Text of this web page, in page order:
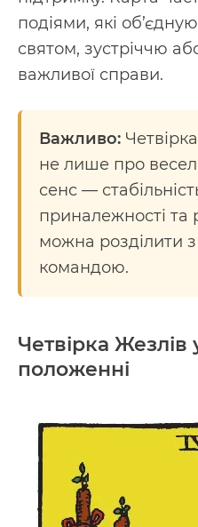
подіями, які
святом, зустріччю
важливої справи.
Важливо:
не лише про
сенс —
приналежності та
можна розділити
командою.
Четвірка
положенні